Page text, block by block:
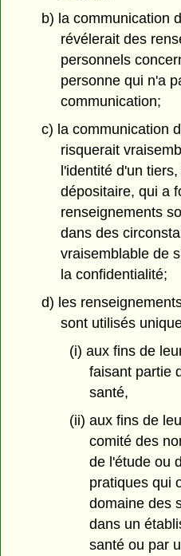
b) la communication
révélerait des
personnels
personne qui n'a
communication;
c) la communication
risquerait
l'identité d'un
dépositaire, qui a
renseignements
dans des
vraisemblable de
la confidentialité;
d) les
sont utilisés
(i) aux fins de
faisant partie
santé,
(ii) aux fins de
comité des
de l'étude ou
pratiques qui
domaine des
dans un
santé ou par